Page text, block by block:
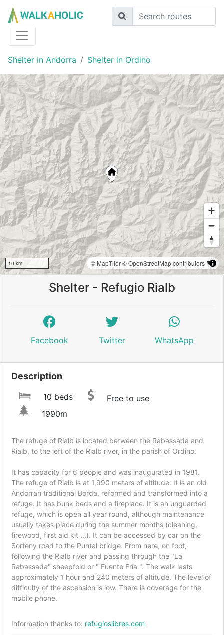
Shelter in Andorra Shelter in Ordino
10 km © MapTiler© OpenStreetMap contributors
Shelter - Refugio Rialb
Facebook Twitter WhatsApp
Description
10 beds
Free to use
1990m
The refuge of Rialb is located between the Rabassada and
Rialb, to the left of the Rialb river, in the parish of Ordino.
It has capacity for 6 people and was inaugurated in 1981.
The refuge of Rialb is at 1,990 meters of altitude. It is an old
Andorran traditional Borda, reformed and transformed into a
refuge. It has bunk beds and a fireplace. It is an unguarded
refuge, which is open all year round, although maintenance
usually takes place during the summer months (cleaning,
firewood, first aid kit ...). It can be accessed by car on the
Sorteny road to the Puntal bridge. From here, on foot,
following the Rialb river and passing through the "La
Rabassada" sheepfold or " Fuente Fría ". The walk lasts
approximately 1 hour and 240 meters of altitude. The level of
difficulty of the ascension is low. There is coverage for the
mobile phone.
Information thanks to: refugioslibres.com